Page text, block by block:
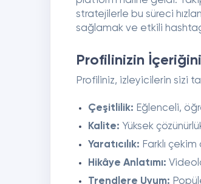
stratejilerle bu süreci
sağlamak ve etkili hashtag
Profilinizin
Profiliniz, izleyicilerin sizi
Çeşitlilik: Eğlenceli,
Kalite: Yüksek
Yaratıcılık: Farklı
Hikâye Anlatımı:
Trendlere Uyum: